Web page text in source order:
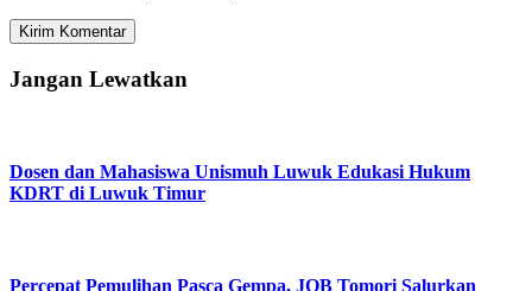
Jangan Lewatkan
Dosen dan Mahasiswa Unismuh Luwuk Edukasi Hukum
KDRT di Luwuk Timur
Percepat Pemulihan Pasca Gempa, JOB Tomori Salurkan